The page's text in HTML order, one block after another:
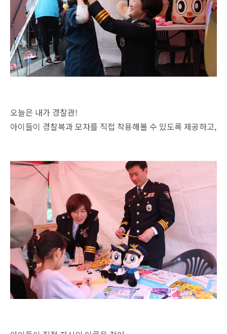
오늘은 내가 경찰관!
아이들이 경찰복과 모자를 직접 착용해볼 수 있도록 제공하고,